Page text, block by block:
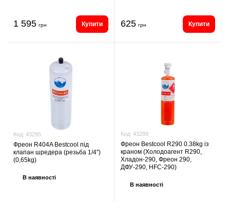
1 595 грн Купити 625 грн Купити
Код: 43295
Фреон R404A Bestcool під
клапан шредера (резьба 1/4")
(0,65kg)
В наявності
Код: 43289
Фреон Bestcool R290 0.38kg із
краном (Холодоагент R290,
Хладон-290, Фреон 290,
ДФУ-290, HFC-290)
В наявності